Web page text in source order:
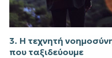
3. Η τεχνητή
που ταξιδεύουμε